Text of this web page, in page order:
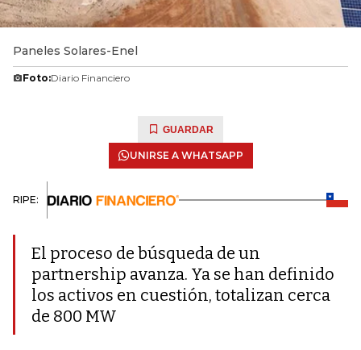
Paneles Solares-Enel
Foto:Diario Financiero
GUARDAR
UNIRSE A WHATSAPP
RIPE:
El proceso de búsqueda de un
partnership avanza. Ya se han definido
los activos en cuestión, totalizan cerca
de 800 MW